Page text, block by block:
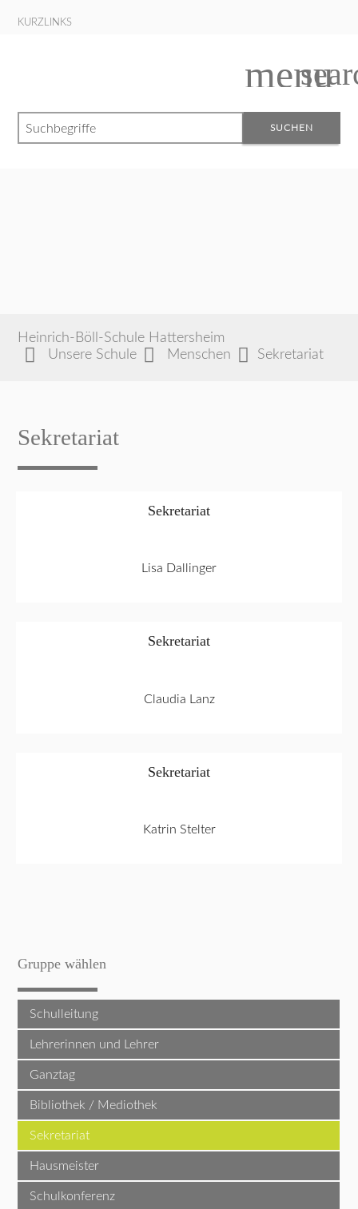
KURZLINKS
menu
Suchbegriffe SUCHEN
Heinrich-Böll-Schule Hattersheim
Unsere Schule
Menschen Sekretariat
Sekretariat
Sekretariat
Lisa Dallinger
Sekretariat
Claudia Lanz
Sekretariat
Katrin Stelter
Gruppe wählen
Schulleitung
Lehrerinnen und Lehrer
Ganztag
Bibliothek / Mediothek
Sekretariat
Hausmeister
Schulkonferenz